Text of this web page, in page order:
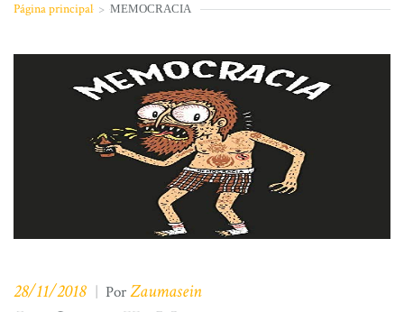
Página principal > MEMOCRACIA
28/11/2018 PorZaumasein